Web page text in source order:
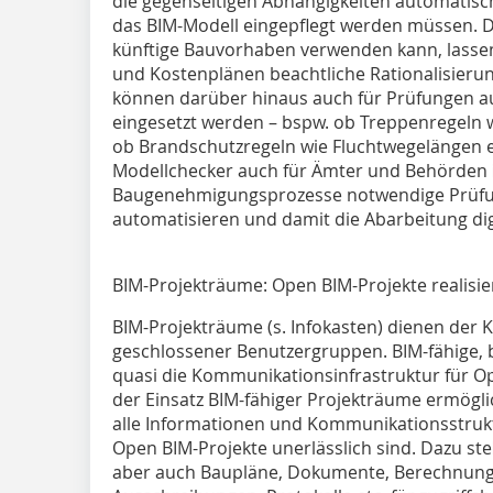
das BIM-Modell eingepflegt werden müssen.
künftige Bauvorhaben verwenden kann,
und Kostenplänen beachtliche
können darüber hinaus auch für Prüfungen
eingesetzt werden – bspw. ob
ob Brandschutzregeln wie
Modellchecker auch für Ämter und
Baugenehmigungsprozesse notwendige
automatisieren und damit die Abarbeitung
BIM-Projekträume: Open BIM-Projekte
BIM-Projekträume (s. Infokasten) dienen
geschlossener Benutzergruppen. BIM-
quasi die Kommunikationsinfrastruktur für
der Einsatz BIM-fähiger Projekträume
alle Informationen und
Open BIM-Projekte unerlässlich sind. Dazu
aber auch Baupläne, Dokumente,